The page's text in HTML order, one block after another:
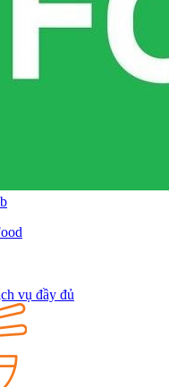
vụ đầy đủ